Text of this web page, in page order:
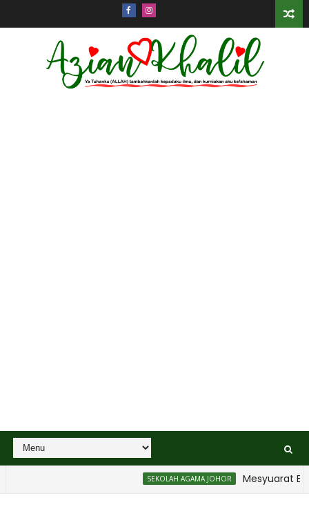
SEKOLAH AGAMA JOHOR Mesyuarat Badan